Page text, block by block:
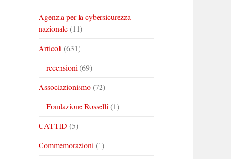
Agenzia per la cybersicurezza
nazionale(11)
Articoli (631)
recensioni (69)
Associazionismo(72)
Fondazione Rosselli (1)
CATTID (5)
Commemorazioni (1)